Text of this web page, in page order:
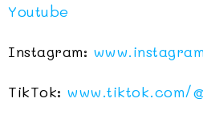
Youtube
Instagram:
TikTok: www.tiktok.com/